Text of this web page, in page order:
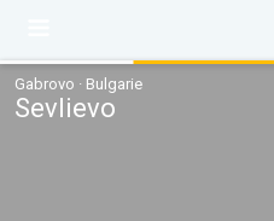
Gabrovo · Bulgarie
Sevlievo